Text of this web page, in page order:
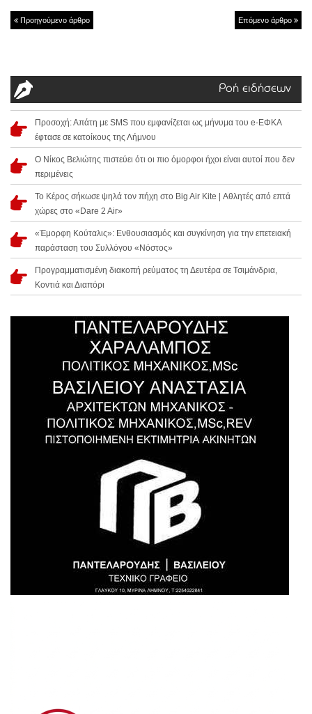
Προηγούμενο άρθρο Επόμενο άρθρο
Ροή ειδήσεων
Προσοχή: Απάτη με SMS που εμφανίζεται ως μήνυμα του e-ΕΦΚΑ
έφτασε σε κατοίκους της Λήμνου
Ο Νίκος Βελιώτης πιστεύει ότι οι πιο όμορφοι ήχοι είναι αυτοί που δεν
περιμένεις
Το Κέρος σήκωσε ψηλά τον πήχη στο Big Air Kite | Αθλητές από επτά
χώρες στο «Dare 2 Air»
«Έμορφη Κούταλις»: Ενθουσιασμός και συγκίνηση για την επετειακή
παράσταση του Συλλόγου «Νόστος»
Προγραμματισμένη διακοπή ρεύματος τη Δευτέρα σε Τσιμάνδρια,
Κοντιά και Διαπόρι